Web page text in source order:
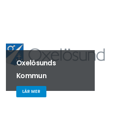
Oxelösunds
Kommun
LÄR MER